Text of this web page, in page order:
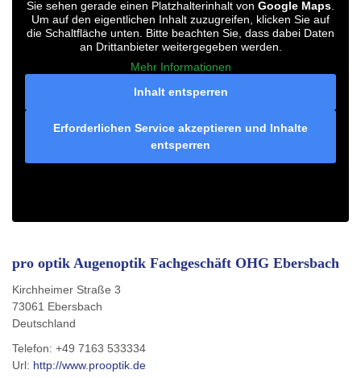
Sie sehen gerade einen Platzhalterinhalt von Google Maps
Um auf den eigentlichen Inhalt zuzugreifen, klicken Sie auf
die Schaltfläche unten. Bitte beachten Sie, dass dabei Daten
an Drittanbieter weitergegeben werden.
Mehr Informationen
Inhalt entsperren
Erforderlichen Service akzeptieren und Inhalte
entsperren
pro optik Augenoptik Fachgeschäft OHG Ebersbach
Kirchheimer Straße 3
73061 Ebersbach
Deutschland
Telefon: +49 7163 533334
Url: http://www.prooptik.de